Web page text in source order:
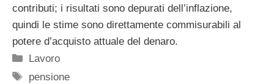
contributi; i risultati sono depurati dell’inflazione,
quindi le stime sono direttamente commisurabili al
potere d’acquisto attuale del denaro.
Categorie
Lavoro
Tag
pensione